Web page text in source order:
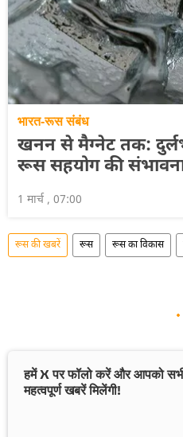
भारत-रूस संबंध
खनन से मैग्नेट तक: दुर्लभ
रूस सहयोग की
1 मार्च , 07:00
रूस की खबरें रूस रूस का विकास
हमें X पर फॉलो करें और आपको
महत्वपूर्ण खबरें मिलेंगी!